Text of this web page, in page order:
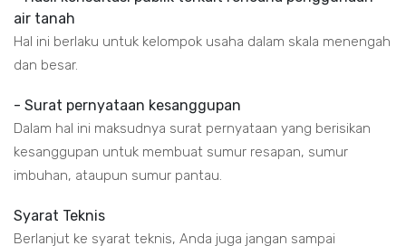
air tanah
Hal ini berlaku untuk kelompok usaha dalam skala menengah
dan besar.
- Surat pernyataan kesanggupan
Dalam hal ini maksudnya surat pernyataan yang berisikan
kesanggupan untuk membuat sumur resapan, sumur
imbuhan, ataupun sumur pantau.
Syarat Teknis
Berlanjut ke syarat teknis, Anda juga jangan sampai